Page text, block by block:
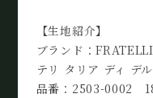
【生地紹介】
ブランド：
テリ タリア ディ デ
品番：2503-0002